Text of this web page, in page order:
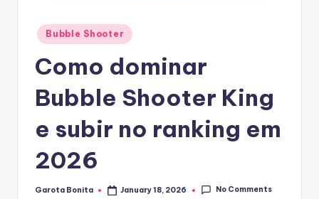
Posted
in
Bubble Shooter
Como dominar
Bubble Shooter King
e subir no ranking em
2026
Posted
Garota Bonita January 18, 2026 No Comments